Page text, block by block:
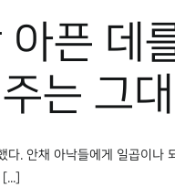
아픈 데
는 그대
. 안채 아낙들에게 일곱이나